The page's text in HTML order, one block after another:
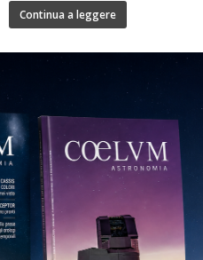
Continua a leggere